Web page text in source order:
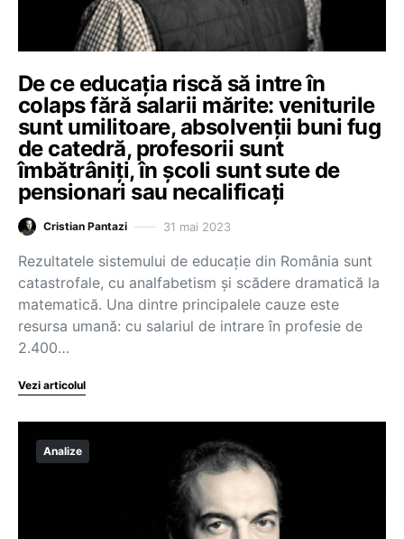
De ce educația riscă să intre în
colaps fără salarii mărite: veniturile
sunt umilitoare, absolvenții buni fug
de catedră, profesorii sunt
îmbătrâniți, în școli sunt sute de
pensionari sau necalificați
Cristian Pantazi 31 mai 2023
Rezultatele sistemului de educație din România sunt
catastrofale, cu analfabetism și scădere dramatică la
matematică. Una dintre principalele cauze este
resursa umană: cu salariul de intrare în profesie de
2.400…
Vezi articolul
Analize